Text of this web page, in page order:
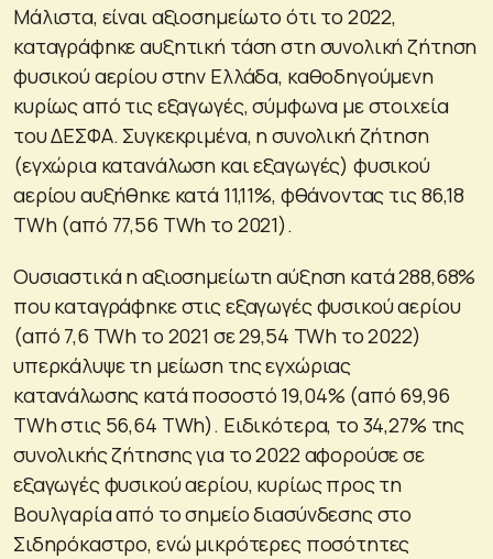
Μάλιστα, είναι αξιοσημείωτο ότι το 2022,
καταγράφηκε αυξητική τάση στη συνολική ζήτηση
φυσικού αερίου στην Ελλάδα, καθοδηγούμενη
κυρίως από τις εξαγωγές, σύμφωνα με στοιχεία
του ΔΕΣΦΑ. Συγκεκριμένα, η συνολική ζήτηση
(εγχώρια κατανάλωση και εξαγωγές) φυσικού
αερίου αυξήθηκε κατά 11,11%, φθάνοντας τις 86,18
TWh (από 77,56 ΤWh το 2021).
Ουσιαστικά η αξιοσημείωτη αύξηση κατά 288,68%
που καταγράφηκε στις εξαγωγές φυσικού αερίου
(από 7,6 TWh το 2021 σε 29,54 TWh το 2022)
υπερκάλυψε τη μείωση της εγχώριας
κατανάλωσης κατά ποσοστό 19,04% (από 69,96
TWh στις 56,64 TWh). Ειδικότερα, το 34,27% της
συνολικής ζήτησης για το 2022 αφορούσε σε
εξαγωγές φυσικού αερίου, κυρίως προς τη
Βουλγαρία από το σημείο διασύνδεσης στο
Σιδηρόκαστρο, ενώ μικρότερες ποσότητες